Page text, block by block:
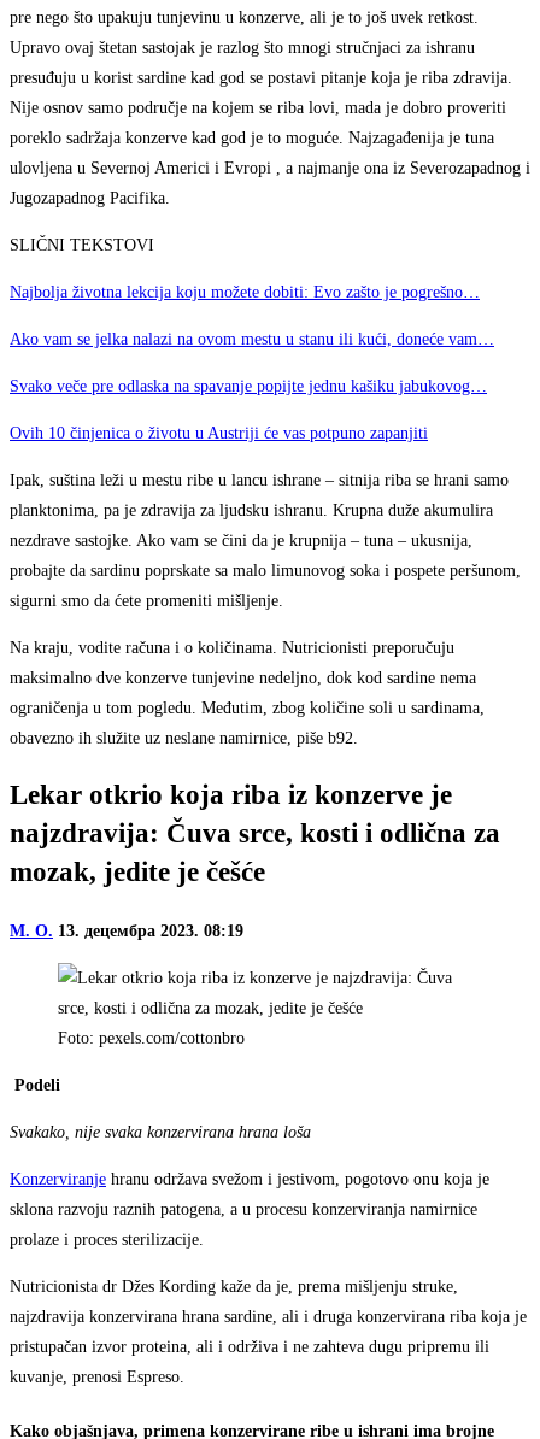
pre nego što upakuju tunjevinu u konzerve, ali je to još uvek retkost.
Upravo ovaj štetan sastojak je razlog što mnogi stručnjaci za ishranu
presuđuju u korist sardine kad god se postavi pitanje koja je riba zdravija.
Nije osnov samo područje na kojem se riba lovi, mada je dobro proveriti
poreklo sadržaja konzerve kad god je to moguće. Najzagađenija je tuna
ulovljena u Severnoj Americi i Evropi , a najmanje ona iz Severozapadnog i
Jugozapadnog Pacifika.
SLIČNI TEKSTOVI
Najbolja životna lekcija koju možete dobiti: Evo zašto je pogrešno…
Ako vam se jelka nalazi na ovom mestu u stanu ili kući, doneće vam…
Svako veče pre odlaska na spavanje popijte jednu kašiku jabukovog…
Ovih 10 činjenica o životu u Austriji će vas potpuno zapanjiti
Ipak, suština leži u mestu ribe u lancu ishrane – sitnija riba se hrani samo
planktonima, pa je zdravija za ljudsku ishranu. Krupna duže akumulira
nezdrave sastojke. Ako vam se čini da je krupnija – tuna – ukusnija,
probajte da sardinu poprskate sa malo limunovog soka i pospete peršunom,
sigurni smo da ćete promeniti mišljenje.
Na kraju, vodite računa i o količinama. Nutricionisti preporučuju
maksimalno dve konzerve tunjevine nedeljno, dok kod sardine nema
ograničenja u tom pogledu. Međutim, zbog količine soli u sardinama,
obavezno ih služite uz neslane namirnice, piše b92.
Lekar otkrio koja riba iz konzerve je
najzdravija: Čuva srce, kosti i odlična za
mozak, jedite je češće
M. O. 13. децембра 2023. 08:19
Foto: pexels.com/cottonbro
Podeli
Svakako, nije svaka konzervirana hrana loša
Konzerviranje hranu održava svežom i jestivom, pogotovo onu koja je
sklona razvoju raznih patogena, a u procesu konzerviranja namirnice
prolaze i proces sterilizacije.
Nutricionista dr Džes Kording kaže da je, prema mišljenju struke,
najzdravija konzervirana hrana sardine, ali i druga konzervirana riba koja je
pristupačan izvor proteina, ali i održiva i ne zahteva dugu pripremu ili
kuvanje, prenosi Espreso.
Kako objašnjava, primena konzervirane ribe u ishrani ima brojne